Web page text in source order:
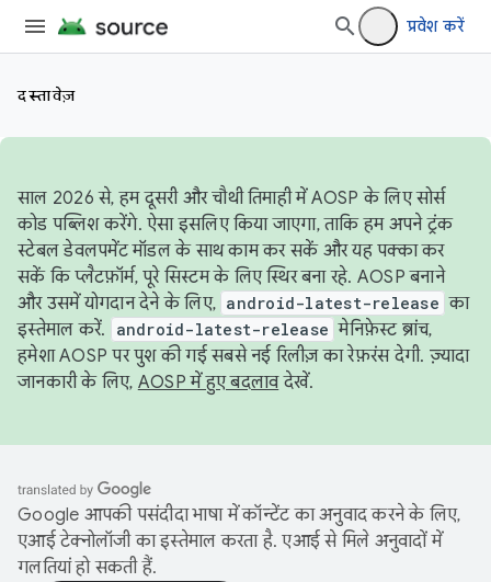
प्रवेश करें
दस्तावेज़
साल 2026 से, हम दूसरी और चौथी तिमाही में AOSP के लिए सोर्स
कोड पब्लिश करेंगे. ऐसा इसलिए किया जाएगा, ताकि हम अपने ट्रंक
स्टेबल डेवलपमेंट मॉडल के साथ काम कर सकें और यह पक्का कर
सकें कि प्लैटफ़ॉर्म, पूरे सिस्टम के लिए स्थिर बना रहे. AOSP बनाने
और उसमें योगदान देने के लिए, android-latest-release का
इस्तेमाल करें.
android-latest-release मेनिफ़ेस्ट ब्रांच,
हमेशा AOSP पर पुश की गई सबसे नई रिलीज़ का रेफ़रंस देगी. ज़्यादा
जानकारी के लिए, AOSP में हुए बदलावदेखें.
Google आपकी पसंदीदा भाषा में कॉन्टेंट का अनुवाद करने के लिए,
एआई टेक्नोलॉजी का इस्तेमाल करता है. एआई से मिले अनुवादों में
गलतियां हो सकती हैं.